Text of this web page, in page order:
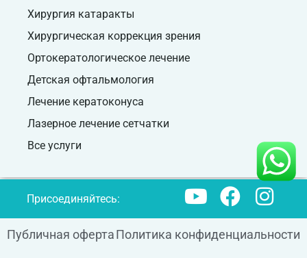
Хирургия катаракты
Хирургическая коррекция зрения
Ортокератологическое лечение
Детская офтальмология
Лечение кератоконуса
Лазерное лечение сетчатки
Все услуги
Присоединяйтесь:
Публичная офертаПолитика конфиденциальности